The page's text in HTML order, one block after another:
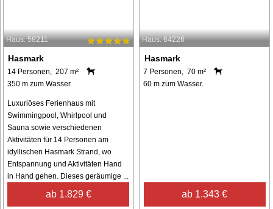
Haus: 58211
Hasmark
14 Personen, 207 m²
350 m zum Wasser.
Luxuriöses Ferienhaus mit
Swimmingpool, Whirlpool und
Sauna sowie verschiedenen
Aktivitäten für 14 Personen am
idyllischen Hasmark Strand, wo
Entspannung und Aktivitäten Hand
in Hand gehen. Dieses geräumige ...
ab 1.829 €
Haus: 64226
Hasmark
7 Personen, 70 m²
60 m zum Wasser.
ab 1.343 €